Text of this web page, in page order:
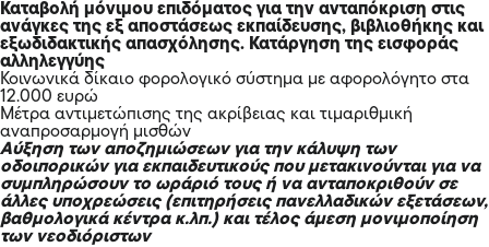
Καταβολή μόνιμου επιδόματος για την ανταπόκριση στις
ανάγκες της εξ αποστάσεως εκπαίδευσης, βιβλιοθήκης και
εξωδιδακτικής απασχόλησης. Κατάργηση της εισφοράς
αλληλεγγύης
Κοινωνικά δίκαιο φορολογικό σύστημα με αφορολόγητο στα
12.000 ευρώ
Μέτρα αντιμετώπισης της ακρίβειας και τιμαριθμική
αναπροσαρμογή μισθών
Αύξηση των αποζημιώσεων για την κάλυψη των
οδοιπορικών για εκπαιδευτικούς που μετακινούνται για να
συμπληρώσουν το ωράριό τους ή να ανταποκριθούν σε
άλλες υποχρεώσεις (επιτηρήσεις πανελλαδικών εξετάσεων,
βαθμολογικά κέντρα κ.λπ.) και τέλος άμεση μονιμοποίηση
των νεοδιόριστων